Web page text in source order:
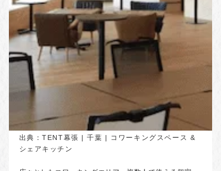
出典：TENT幕張 | 千葉 | コワーキングスペース &
シェアキッチン